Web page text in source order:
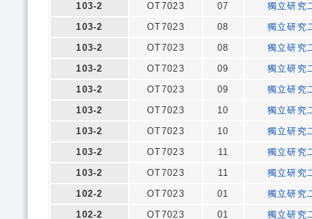
103-2
OT7023 07
獨立研究
103-2
OT7023 08
獨立研究
103-2
OT7023 08
獨立研究
103-2
OT7023 09
獨立研究
103-2
OT7023 09
獨立研究
103-2
OT7023 10
獨立研究
103-2
OT7023 10
獨立研究
103-2
OT7023 11
獨立研究
103-2
OT7023 11
獨立研究
102-2
OT7023 01
獨立研究
102-2
OT7023 01
獨立研究